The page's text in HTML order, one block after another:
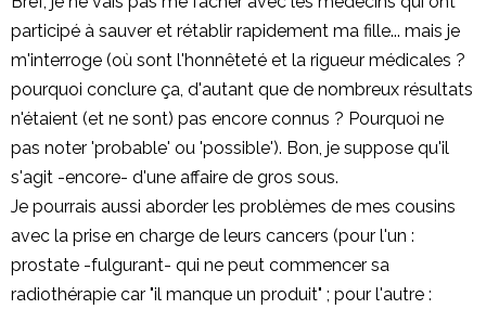
participé à sauver et rétablir rapidement ma fille... mais je
m'interroge (où sont l'honnêteté et la rigueur médicales ?
pourquoi conclure ça, d'autant que de nombreux résultats
n'étaient (et ne sont) pas encore connus ? Pourquoi ne
pas noter 'probable' ou 'possible'). Bon, je suppose qu'il
s'agit -encore- d'une affaire de gros sous.
Je pourrais aussi aborder les problèmes de mes cousins
avec la prise en charge de leurs cancers (pour l'un :
prostate -fulgurant- qui ne peut commencer sa
radiothérapie car "il manque un produit" ; pour l'autre :